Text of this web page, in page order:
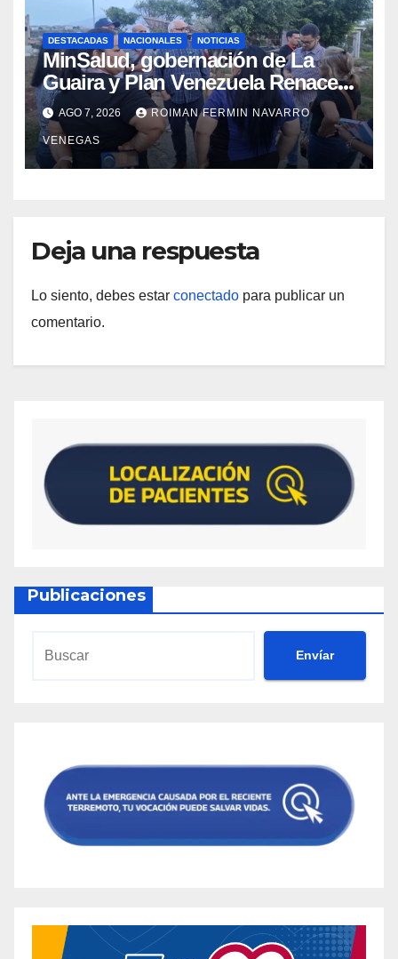
DESTACADAS NACIONALES NOTICIAS
MinSalud, gobernación de La
Guaira y Plan Venezuela Renace
iniciaron la rehabilitación integral
del Centro Psicofamiliar El Niño y
el Mar
AGO 7, 2026 ROIMAN FERMIN NAVARRO
VENEGAS
Deja una respuesta
Lo siento, debes estar conectado para publicar un
comentario.
Publicaciones
Envíar